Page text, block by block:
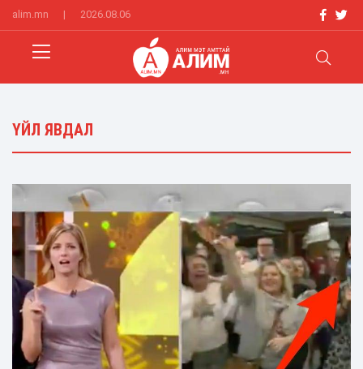
alim.mn | 2026.08.06
ҮЙЛ ЯВДАЛ